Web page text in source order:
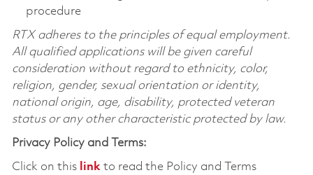
procedure
RTX adheres to the principles of equal employment.
All qualified applications will be given careful
consideration without regard to ethnicity, color,
religion, gender, sexual orientation or identity,
national origin, age, disability, protected veteran
status or any other characteristic protected by law.
Privacy Policy and Terms:
Click on this linkto read the Policy and Terms